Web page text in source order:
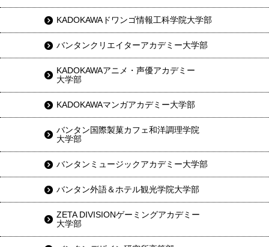
KADOKAWAドワンゴ情報工科学院大学部
バンタンクリエイターアカデミー大学部
KADOKAWAアニメ・声優アカデミー
大学部
KADOKAWAマンガアカデミー大学部
バンタン国際製菓カフェ和洋調理学院
大学部
バンタンミュージックアカデミー大学部
バンタン外語＆ホテル観光学院大学部
ZETA DIVISIONゲーミングアカデミー
大学部